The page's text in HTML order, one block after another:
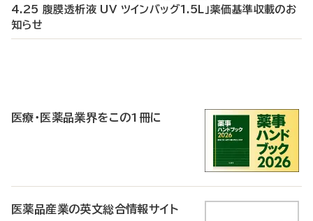
4.25 腹膜透析液 UV ツインバッグ1.5L」薬価基準収載のお
知らせ
医療・医薬品業界をこの1冊に
医薬品産業の英文総合情報サイト